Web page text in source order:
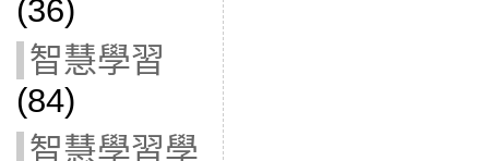
(36)
智慧學習
(84)
智慧學習學